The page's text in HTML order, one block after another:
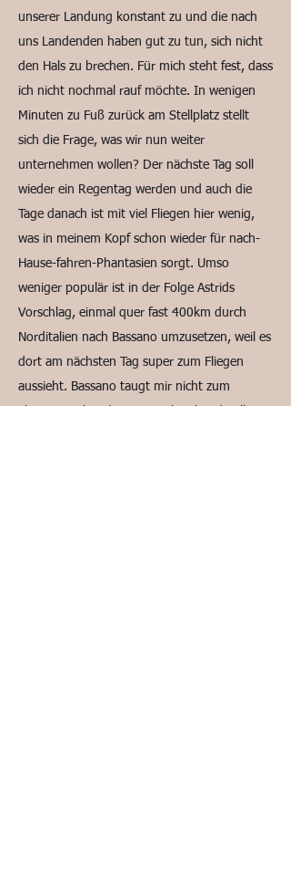
unserer Landung konstant zu und die nach
uns Landenden haben gut zu tun, sich nicht
den Hals zu brechen. Für mich steht fest, dass
ich nicht nochmal rauf möchte. In wenigen
Minuten zu Fuß zurück am Stellplatz stellt
sich die Frage, was wir nun weiter
unternehmen wollen? Der nächste Tag soll
wieder ein Regentag werden und auch die
Tage danach ist mit viel Fliegen hier wenig,
was in meinem Kopf schon wieder für nach-
Hause-fahren-Phantasien sorgt. Umso
weniger populär ist in der Folge Astrids
Vorschlag, einmal quer fast 400km durch
Norditalien nach Bassano umzusetzen, weil es
dort am nächsten Tag super zum Fliegen
aussieht. Bassano taugt mir nicht zum